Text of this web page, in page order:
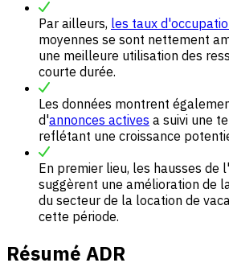
Par ailleurs, les taux
moyennes se sont nettement
une meilleure utilisation des
courte durée.
Les données montrent
d'annonces actives a suivi une
reflétant une croissance
En premier lieu, les hausses de
suggèrent une amélioration de
du secteur de la location de
cette période.
Résumé ADR